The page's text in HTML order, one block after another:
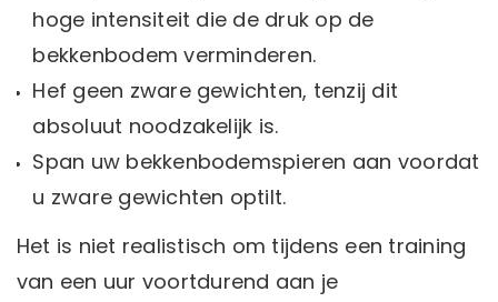
hoge intensiteit die de druk op de
bekkenbodem verminderen.
Hef geen zware gewichten, tenzij dit
absoluut noodzakelijk is.
Span uw bekkenbodemspieren aan voordat
u zware gewichten optilt.
Het is niet realistisch om tijdens een training
van een uur voortdurend aan je